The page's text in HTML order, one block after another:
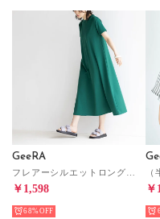
GeeRA
￥1,598
68%
￥